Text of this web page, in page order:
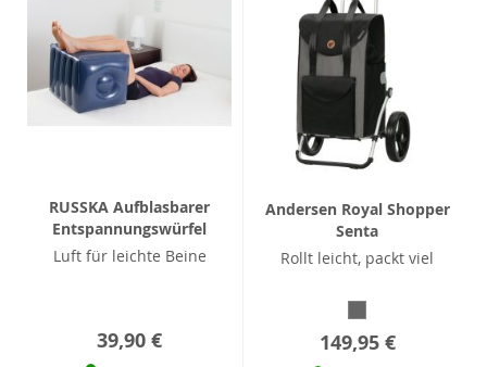
RUSSKA Aufblasbarer
Entspannungswürfel
Luft für leichte Beine
39,90 €
Andersen Royal Shopper
Senta
Rollt leicht, packt viel
149,95 €